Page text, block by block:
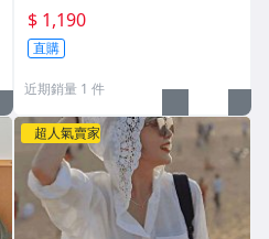
$ 1,190
直購
近期銷量 1 件
超人氣賣家